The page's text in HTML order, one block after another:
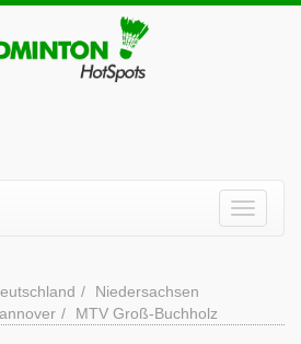
Niedersachsen
MTV Groß-Buchholz